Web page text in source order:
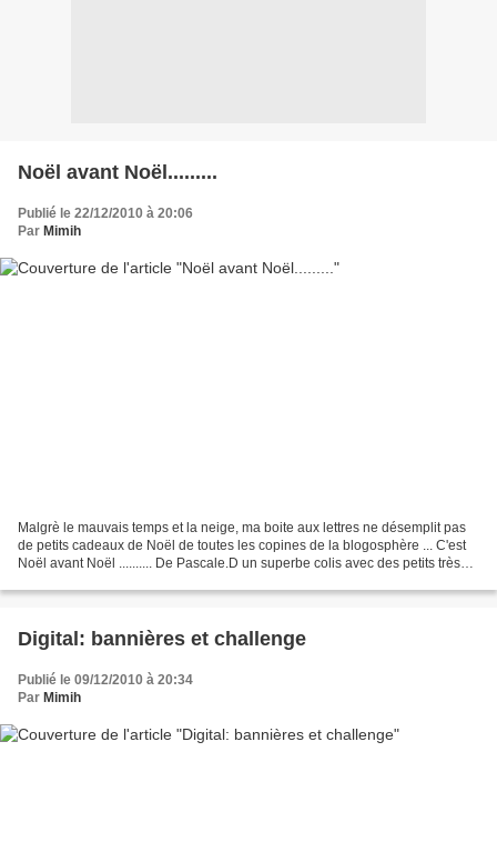
Noël avant Noël.........
Publié le 22/12/2010 à 20:06
Par Mimih
Malgrè le mauvais temps et la neige, ma boite aux lettres ne désemplit pas
de petits cadeaux de Noël de toutes les copines de la blogosphère ... C'est
Noël avant Noël .......... De Pascale.D un superbe colis avec des petits trèsors
Digital: bannières et challenge
Publié le 09/12/2010 à 20:34
Par Mimih